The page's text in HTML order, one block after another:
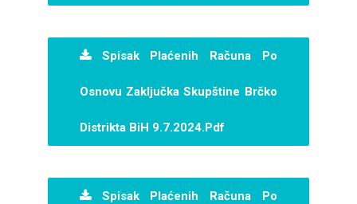
Spisak Plaćenih Računa Po
Osnovu Zaključka Skupštine Brčko
Distrikta BiH 9.7.2024.pdf
Spisak Plaćenih Računa Po